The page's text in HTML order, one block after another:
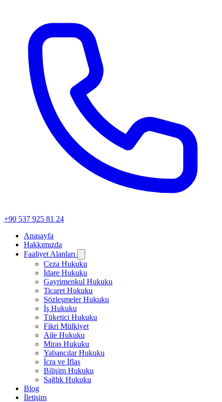
+90 537 925 81 24
Anasayfa
Hakkımızda
Faaliyet Alanları
Ceza Hukuku
İdare Hukuku
Gayrimenkul Hukuku
Ticaret Hukuku
Sözleşmeler Hukuku
İş Hukuku
Tüketici Hukuku
Fikri Mülkiyet
Aile Hukuku
Miras Hukuku
Yabancılar Hukuku
İcra ve İflas
Bilişim Hukuku
Sağlık Hukuku
Blog
İletişim